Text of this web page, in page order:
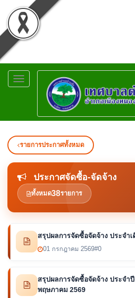
Toggle
navigation
รายการประกาศทั้งหมด
ประกาศจัดซื้อ-จัดจ้าง
ทั้งหมด38รายการ
สรุปผลการจัดซื้อจัดจ้าง ประจำ
01 กรกฎาคม 2569#0
สรุปผลการจัดซื้อจัดจ้าง ประจำ
พฤษภาคม 2569